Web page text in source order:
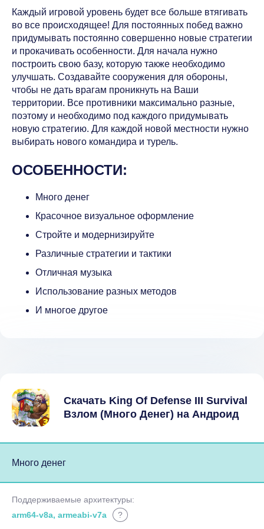
Каждый игровой уровень будет все больше втягивать
во все происходящее! Для постоянных побед важно
придумывать постоянно совершенно новые стратегии
и прокачивать особенности. Для начала нужно
построить свою базу, которую также необходимо
улучшать. Создавайте сооружения для обороны,
чтобы не дать врагам проникнуть на Ваши
территории. Все противники максимально разные,
поэтому и необходимо под каждого придумывать
новую стратегию. Для каждой новой местности нужно
выбирать нового командира и турель.
ОСОБЕННОСТИ:
Много денег
Красочное визуальное оформление
Стройте и модернизируйте
Различные стратегии и тактики
Отличная музыка
Использование разных методов
И многое другое
Скачать King Of Defense III Survival
Взлом (Много Денег) на Андроид
Много денег
Поддерживаемые архитектуры:
arm64-v8a, armeabi-v7a
?